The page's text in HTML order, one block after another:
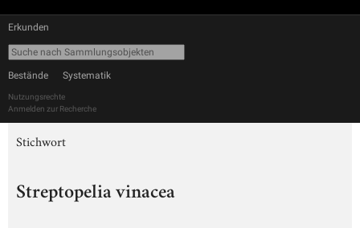
Erkunden
Bestände Systematik
Nutzungsrechte
Anmelden zur Recherche
Stichwort
Streptopelia vinacea